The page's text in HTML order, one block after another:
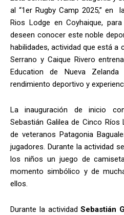
al “1er Rugby Camp 2025,” en
Rios Lodge en Coyhaique,
deseen conocer este noble
habilidades, actividad que está a
Serrano y Caique Rivero
Education de Nueva
rendimiento deportivo y
La inauguración de inicio
Sebastián Galilea de Cinco Ríos
de veteranos Patagonia
jugadores. Durante la actividad
los niños un juego de
momento simbólico y de
ellos.
Durante la actividadSebastián